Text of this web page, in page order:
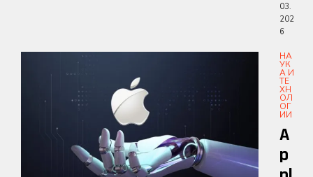
03.
202
6
НА
УК
А И
ТЕ
ХН
ОЛ
ОГ
ИИ
A
P